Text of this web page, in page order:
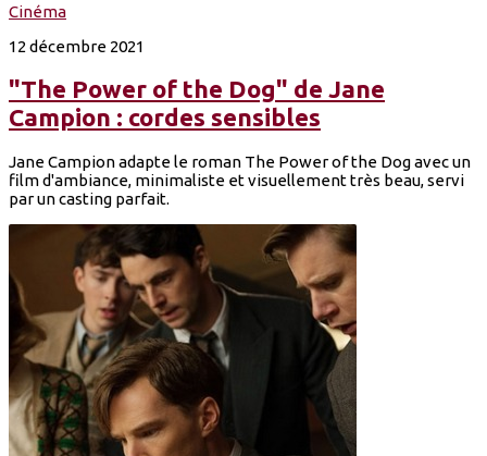
Cinéma
12 décembre 2021
"The Power of the Dog" de Jane
Campion : cordes sensibles
Jane Campion adapte le roman The Power of the Dog avec un
film d'ambiance, minimaliste et visuellement très beau, servi
par un casting parfait.